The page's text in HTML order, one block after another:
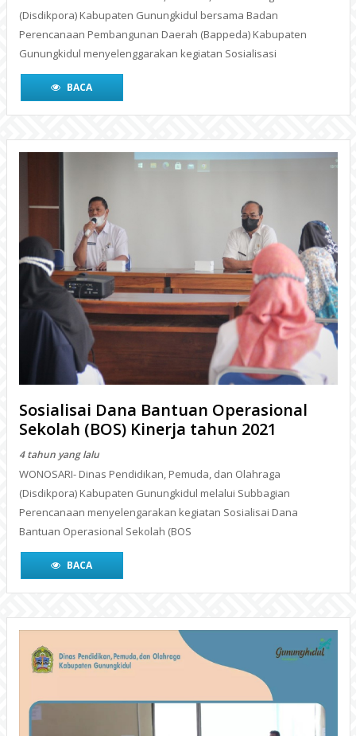
Sosialisai Dana Bantuan Operasional
Sekolah (BOS) Kinerja tahun 2021
4 tahun yang lalu
WONOSARI- Dinas Pendidikan, Pemuda, dan Olahraga
(Disdikpora) Kabupaten Gunungkidul melalui Subbagian
Bantuan Operasional Sekolah (BOS
BACA